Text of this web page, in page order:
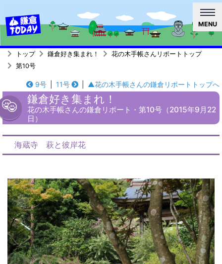
MENU
トップ 鎌倉好き集まれ！
花の木手帳さんリポートトップ
第10号
9号 11号 ▲花の木手帳さんの鎌倉リポートトップへ
鎌倉好き集まれ！
花の木手帳さんの鎌倉リポート・第10号（2015年9月22
日）
海蔵寺 萩と彼岸花